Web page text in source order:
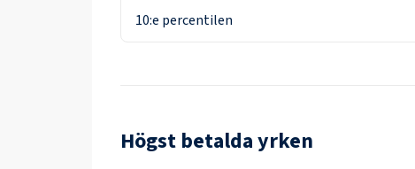
10:e percentilen
Högst betalda yrken